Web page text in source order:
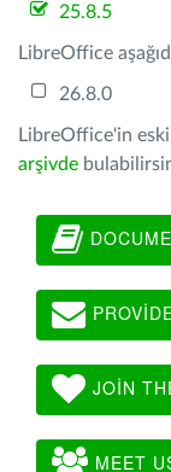
25.8.5
LibreOffice
26.8.0
LibreOffice'in
arşivde
JOIN
MEET